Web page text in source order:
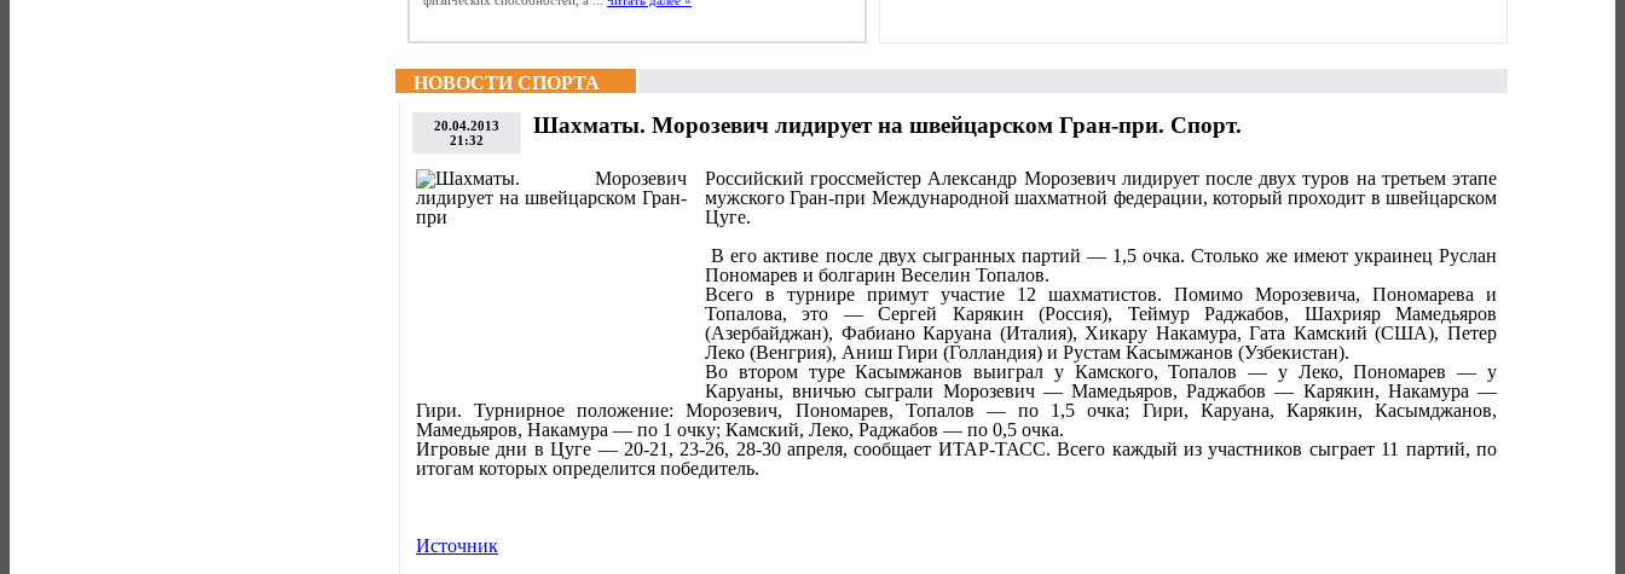
НОВОСТИ СПОРТА
20.04.2013
21:32
Шахматы. Морозевич лидирует на швейцарском Гран-при. Спорт.
Российский гроссмейстер Александр Морозевич лидирует после двух туров на третьем этапе
мужского Гран-при Международной шахматной федерации, который проходит в швейцарском
Цуге.
В его активе после двух сыгранных партий — 1,5 очка. Столько же имеют украинец Руслан
Пономарев и болгарин Веселин Топалов.
Всего в турнире примут участие 12 шахматистов. Помимо Морозевича, Пономарева и
Топалова, это — Сергей Карякин (Россия), Теймур Раджабов, Шахрияр Мамедьяров
(Азербайджан), Фабиано Каруана (Италия), Хикару Накамура, Гата Камский (США), Петер
Леко (Венгрия), Аниш Гири (Голландия) и Рустам Касымжанов (Узбекистан).
Во втором туре Касымжанов выиграл у Камского, Топалов — у Леко, Пономарев — у
Каруаны, вничью сыграли Морозевич — Мамедьяров, Раджабов — Карякин, Накамура —
Гири. Турнирное положение: Морозевич, Пономарев, Топалов — по 1,5 очка; Гири, Каруана, Карякин, Касымджанов,
Мамедьяров, Накамура — по 1 очку; Камский, Леко, Раджабов — по 0,5 очка.
Игровые дни в Цуге — 20-21, 23-26, 28-30 апреля, сообщает ИТАР-ТАСС. Всего каждый из участников сыграет 11 партий, по
итогам которых определится победитель.
Источник